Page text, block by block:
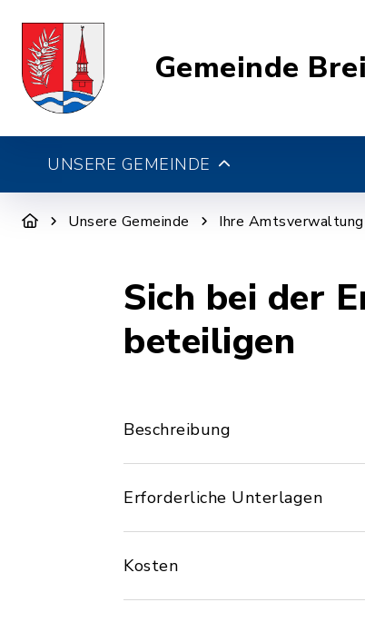
Gemeinde
UNSERE GEMEINDE
Unsere Gemeinde Ihre Amtsverwaltung
Sich bei der
beteiligen
Beschreibung
Erforderliche Unterlagen
Kosten